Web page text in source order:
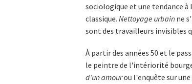
sociologique et une tendance
classique. Nettoyage urbain ne
sont des travailleurs invisibles
À partir des années 50 et le
le peintre de l'intériorité
d'un amourou l'enquête sur